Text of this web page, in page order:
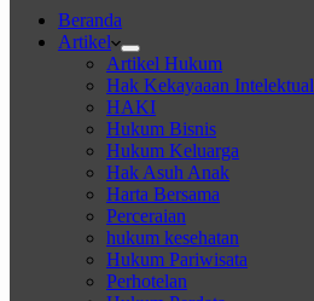
Beranda
Artikel
Artikel Hukum
Hak Kekayaaan Intelektual
HAKI
Hukum Bisnis
Hukum Keluarga
Hak Asuh Anak
Harta Bersama
Perceraian
hukum kesehatan
Hukum Pariwisata
Perhotelan